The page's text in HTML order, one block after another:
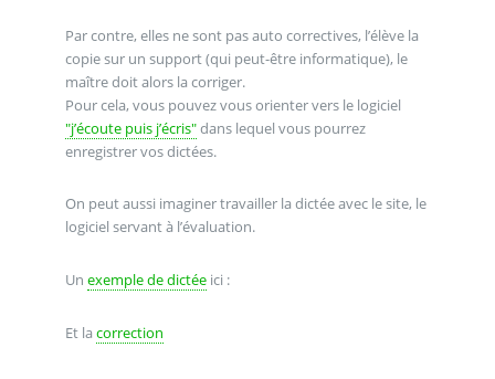
Par contre, elles ne sont pas auto correctives, l’élève la
copie sur un support (qui peut-être informatique), le
maître doit alors la corriger.
Pour cela, vous pouvez vous orienter vers le logiciel
"j’écoute puis j’écris"dans lequel vous pourrez
enregistrer vos dictées.
On peut aussi imaginer travailler la dictée avec le site, le
logiciel servant à l’évaluation.
Un exemple de dictéeici :
Et la correction